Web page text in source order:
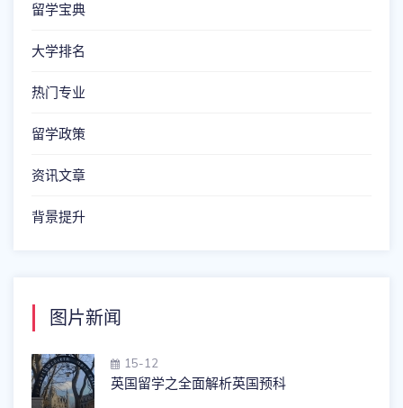
留学宝典
大学排名
热门专业
留学政策
资讯文章
背景提升
图片新闻
15-12
英国留学之全面解析英国预科